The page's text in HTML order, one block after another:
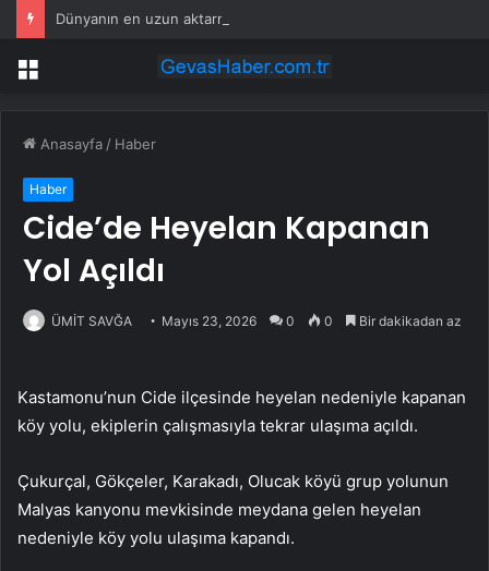
Menü
Anasayfa / Haber
Haber
Cide’de Heyelan Kapanan
Yol Açıldı
ÜMİT SAVĞA Mayıs 23, 2026 0 0 Bir dakikadan az
Kastamonu’nun Cide ilçesinde heyelan nedeniyle kapanan
köy yolu, ekiplerin çalışmasıyla tekrar ulaşıma açıldı.
Çukurçal, Gökçeler, Karakadı, Olucak köyü grup yolunun
Malyas kanyonu mevkisinde meydana gelen heyelan
nedeniyle köy yolu ulaşıma kapandı.